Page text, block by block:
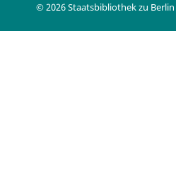
© 2026 Staatsbibliothek zu Berlin